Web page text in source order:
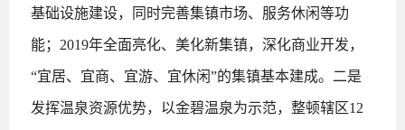
基础设施建设，同时完善集镇市场、服务休闲等功
能；2019年全面亮化、美化新集镇，深化商业开发，
“宜居、宜商、宜游、宜休闲”的集镇基本建成。二是
发挥温泉资源优势，以金碧温泉为示范，整顿辖区12